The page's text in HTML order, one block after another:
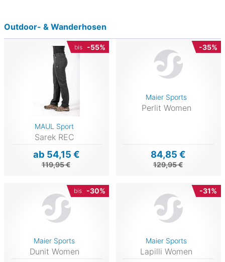
Outdoor- & Wanderhosen
bis -55%
MAUL Sport
Sarek REC
ab 54,15 €
119,95 €
-35%
Maier Sports
Perlit Women
84,85 €
129,95 €
bis -30%
Maier Sports
Dunit Women
-31%
Maier Sports
Lapilli Women